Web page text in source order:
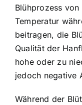
Blühprozess
Temperatur
beitragen, die
Qualität der
hohe oder zu
jedoch negative
Während der